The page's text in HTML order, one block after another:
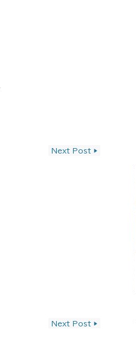
Next Post ▶
Next Post ▶